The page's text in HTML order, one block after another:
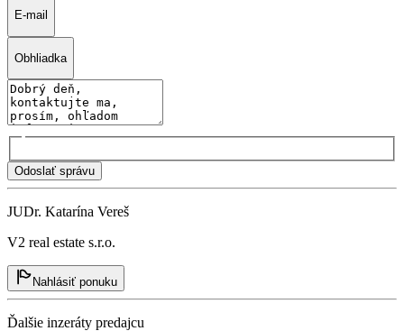
E-mail
Obhliadka
Odoslať správu
JUDr. Katarína Vereš
V2 real estate s.r.o.
Nahlásiť ponuku
Ďalšie inzeráty predajcu